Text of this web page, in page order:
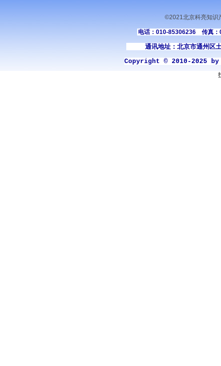
©2021北京科亮知识
电话：010-85306236 传真
通讯地址：北京市通州区土
Copyright © 2010-2025